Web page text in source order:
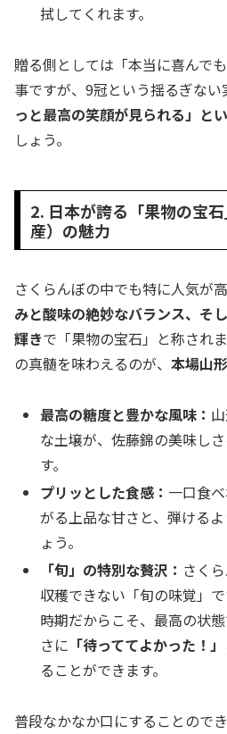
拭してくれます。
贈る側としては「本当に喜んで
事ですが、9冠という揺るぎな
っと最高の笑顔が見られる」と
しょう。
2. 日本が誇る「果物の宝
産）の魅力
さくらんぼの中でも特に人気が
みと酸味の絶妙なバランス、そ
輝きで「果物の宝石」と称され
の真髄を味わえるのが、 本場山
最高の糖度と豊かな風味：
な土壌が、佐藤錦の美味し
す。
プリッとした食感： 一口食
がる上品な甘さと、弾ける
ょう。
「旬」の特別な贅沢： さく
収穫できない「旬の味覚」
時期だからこそ、最高の状
さに 「待っててよかった！
ることができます。
普段なかなか口にすることので